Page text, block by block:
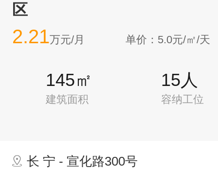
区
2.21万元/月 单价：5.0元/㎡/天
145㎡
建筑面积
15人
容纳工位
长 宁 - 宣化路300号